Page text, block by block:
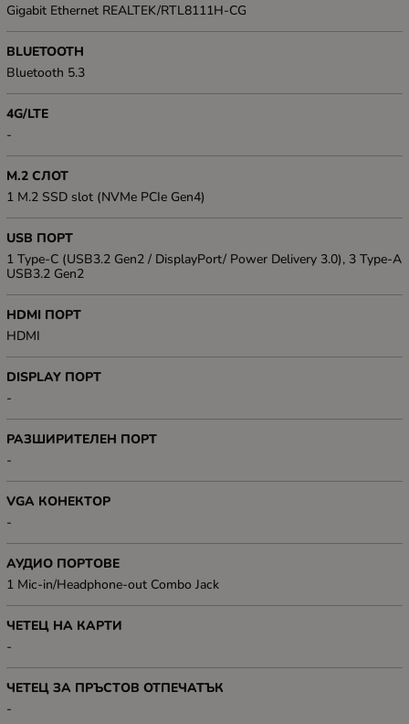
Gigabit Ethernet REALTEK/RTL8111H-CG
BLUETOOTH
Bluetooth 5.3
4G/LTE
-
M.2 СЛОТ
1 M.2 SSD slot (NVMe PCIe Gen4)
USB ПОРТ
1 Type-C (USB3.2 Gen2 / DisplayPort/ Power Delivery 3.0), 3 Type-A
USB3.2 Gen2
HDMI ПОРТ
HDMI
DISPLAY ПОРТ
-
РАЗШИРИТЕЛЕН ПОРТ
-
VGA КОНЕКТОР
-
АУДИО ПОРТОВЕ
1 Mic-in/Headphone-out Combo Jack
ЧЕТЕЦ НА КАРТИ
-
ЧЕТЕЦ ЗА ПРЪСТОВ ОТПЕЧАТЪК
-